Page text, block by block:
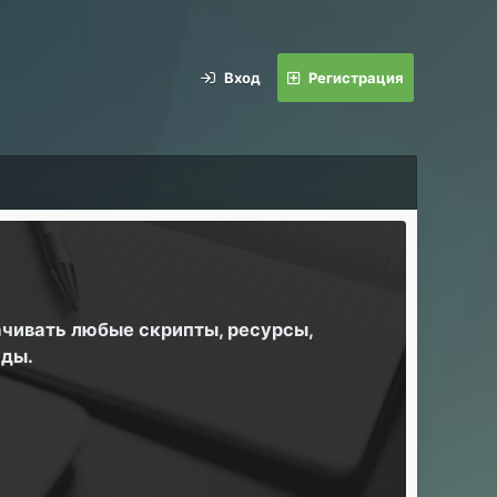
Вход Регистрация
любые скрипты, ресурсы,